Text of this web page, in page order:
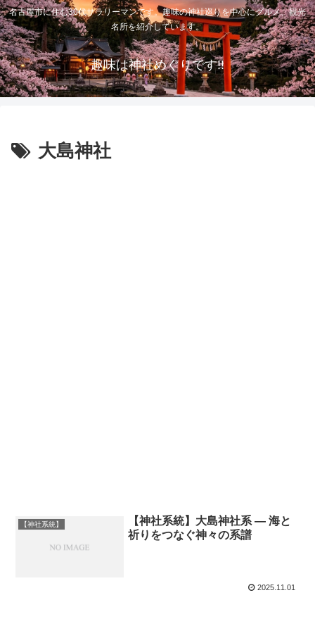
名古屋市に住む30代サラリーマンです。趣味の神社巡りを中心にグルメ、観光
名所を紹介しています。
趣味は神社めぐりです!!
大島神社
【神社系統】
【神社系統】大島神社系 ― 海と
祈りをつなぐ神々の系譜
2025.11.01